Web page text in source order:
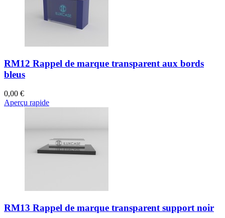
RM12 Rappel de marque transparent aux bords
bleus
0,00 €
Aperçu rapide
RM13 Rappel de marque transparent support noir